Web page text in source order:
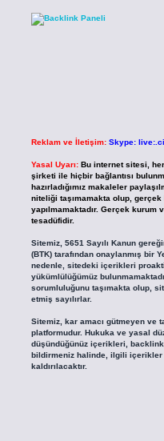
Reklam ve İletişim: Skype:
Yasal Uyarı: Bu internet sitesi,
şirketi ile hiçbir bağlantısı
hazırladığımız makaleler
niteliği taşımamakta olup,
yapılmamaktadır. Gerçek
tesadüfidir.
Sitemiz, 5651 Sayılı Kanun
(BTK) tarafından onaylanmış bir
nedenle, sitedeki içerikleri
yükümlülüğümüz
sorumluluğunu taşımakta olup,
etmiş sayılırlar.
Sitemiz, kar amacı gütmeyen ve
platformudur. Hukuka ve yasal
düşündüğünüz içerikleri,
bildirmeniz halinde, ilgili
kaldırılacaktır.